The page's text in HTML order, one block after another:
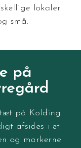
lokaler
små.
på
på Kolding
afsides i et
og markerne